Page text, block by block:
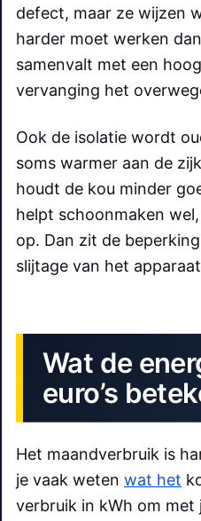
defect, maar ze wijzen
harder moet werken
samenvalt met een
vervanging het
Ook de isolatie wordt
soms warmer aan de
houdt de kou minder
helpt schoonmaken
op. Dan zit de
slijtage van het
Wat de
euro’s
Het maandverbruik is
je vaak weten wat het
verbruik in kWh om